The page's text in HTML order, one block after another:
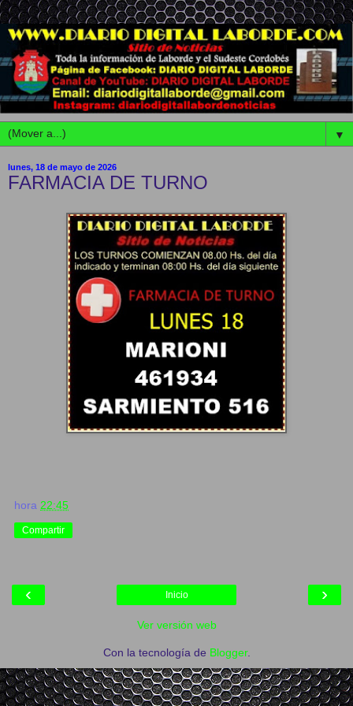
▼
lunes, 18 de mayo de 2026
FARMACIA DE TURNO
hora 22:45
Compartir
‹ ›
Inicio
Ver versión web
Con la tecnología de Blogger.